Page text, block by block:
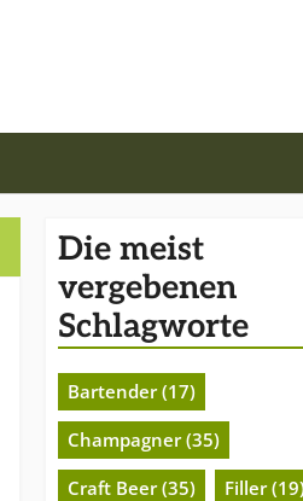
Die meist
vergebenen
Schlagworte
Bartender (17)
Champagner (35)
Craft Beer (35)
Filler